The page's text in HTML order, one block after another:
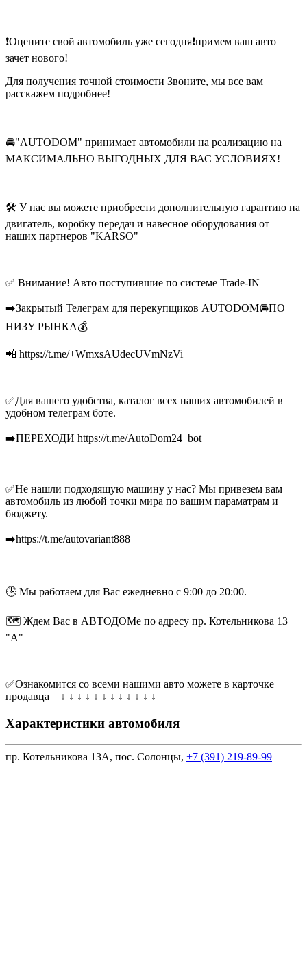
❗️Оцените свой автомобиль уже сегодня❗️примем ваш авто
зачет нового!
Для получения точной стоимости Звоните, мы все вам
расскажем подробнее!
🚘"AUTODOM" принимает автомобили на реализацию на
МАКСИМАЛЬНО ВЫГОДНЫХ ДЛЯ ВАС УСЛОВИЯХ!
🛠 У нас вы можете приобрести дополнительную гарантию на
двигатель, коробку передач и навесное оборудования от
наших партнеров "KARSO"
✅ Внимание! Авто поступившие по системе Trade-IN
➡️Закрытый Телеграм для перекупщиков AUTODOM🚘ПО
НИЗУ РЫНКА💰
📲 https://t.me/+WmxsAUdecUVmNzVi
✅Для вашего удобства, каталог всех наших автомобилей в
удобном телеграм боте.
➡️ПЕРЕХОДИ https://t.me/AutoDom24_bot
✅Не нашли подходящую машину у нас? Мы привезем вам
автомобиль из любой точки мира по вашим параматрам и
бюджету.
➡️https://t.me/autovariant888
🕒 Мы работаем для Вас ежедневно с 9:00 до 20:00.
🗺 Ждем Вас в АВТОДОМе по адресу пр. Котельникова 13
"А"
✅Ознакомится со всеми нашими авто можете в карточке
продавца ↓ ↓ ↓ ↓ ↓ ↓ ↓ ↓ ↓ ↓ ↓ ↓
Характеристики автомобиля
пр. Котельникова 13А, пос. Солонцы, +7 (391) 219-89-99